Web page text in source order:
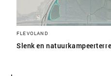
FLEVOLAND
Slenk en